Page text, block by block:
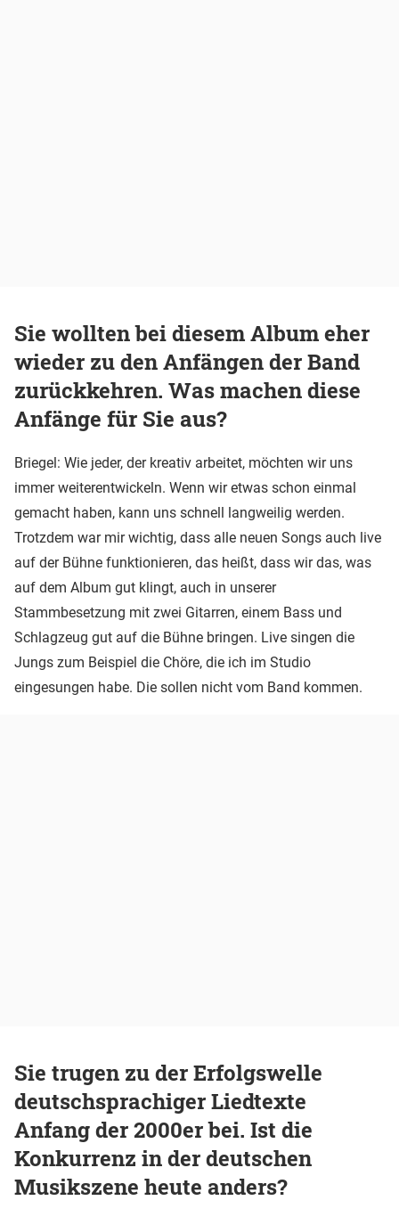
Sie wollten bei diesem Album eher
wieder zu den Anfängen der Band
zurückkehren. Was machen diese
Anfänge für Sie aus?
Briegel: Wie jeder, der kreativ arbeitet, möchten wir uns
immer weiterentwickeln. Wenn wir etwas schon einmal
gemacht haben, kann uns schnell langweilig werden.
Trotzdem war mir wichtig, dass alle neuen Songs auch live
auf der Bühne funktionieren, das heißt, dass wir das, was
auf dem Album gut klingt, auch in unserer
Stammbesetzung mit zwei Gitarren, einem Bass und
Schlagzeug gut auf die Bühne bringen. Live singen die
Jungs zum Beispiel die Chöre, die ich im Studio
eingesungen habe. Die sollen nicht vom Band kommen.
Sie trugen zu der Erfolgswelle
deutschsprachiger Liedtexte
Anfang der 2000er bei. Ist die
Konkurrenz in der deutschen
Musikszene heute anders?